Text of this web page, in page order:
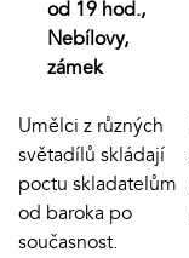
od 19 hod.,
Nebílovy,
zámek
Umělci z různých
světadílů skládají
poctu skladatelům
od baroka po
současnost.